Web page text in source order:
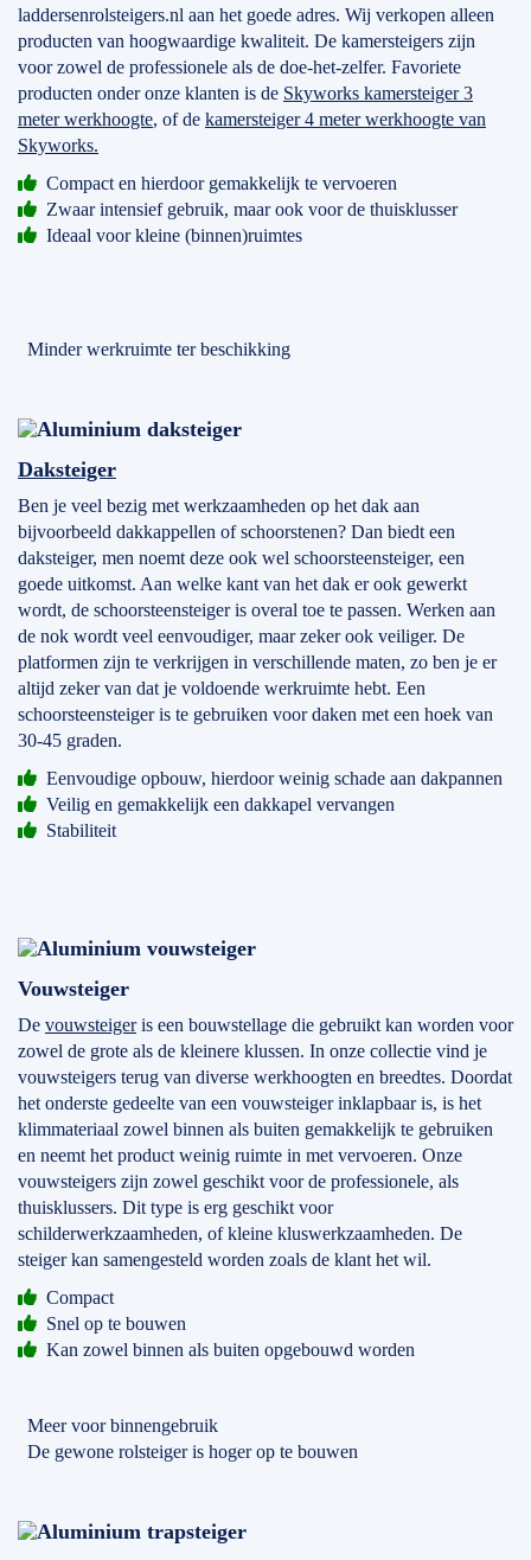
laddersenrolsteigers.nl aan het goede adres. Wij verkopen alleen
producten van hoogwaardige kwaliteit. De kamersteigers zijn
voor zowel de professionele als de doe-het-zelfer. Favoriete
producten onder onze klanten is de Skyworks kamersteiger 3
meter werkhoogte, of de kamersteiger 4 meter werkhoogte van
Skyworks.
Compact en hierdoor gemakkelijk te vervoeren
Zwaar intensief gebruik, maar ook voor de thuisklusser
Ideaal voor kleine (binnen)ruimtes
Minder werkruimte ter beschikking
Daksteiger
Ben je veel bezig met werkzaamheden op het dak aan
bijvoorbeeld dakkappellen of schoorstenen? Dan biedt een
daksteiger, men noemt deze ook wel schoorsteensteiger, een
goede uitkomst. Aan welke kant van het dak er ook gewerkt
wordt, de schoorsteensteiger is overal toe te passen. Werken aan
de nok wordt veel eenvoudiger, maar zeker ook veiliger. De
platformen zijn te verkrijgen in verschillende maten, zo ben je er
altijd zeker van dat je voldoende werkruimte hebt. Een
schoorsteensteiger is te gebruiken voor daken met een hoek van
30-45 graden.
Eenvoudige opbouw, hierdoor weinig schade aan dakpannen
Veilig en gemakkelijk een dakkapel vervangen
Stabiliteit
Vouwsteiger
De vouwsteigeris een bouwstellage die gebruikt kan worden voor
zowel de grote als de kleinere klussen. In onze collectie vind je
vouwsteigers terug van diverse werkhoogten en breedtes. Doordat
het onderste gedeelte van een vouwsteiger inklapbaar is, is het
klimmateriaal zowel binnen als buiten gemakkelijk te gebruiken
en neemt het product weinig ruimte in met vervoeren. Onze
vouwsteigers zijn zowel geschikt voor de professionele, als
thuisklussers. Dit type is erg geschikt voor
schilderwerkzaamheden, of kleine kluswerkzaamheden. De
steiger kan samengesteld worden zoals de klant het wil.
Compact
Snel op te bouwen
Kan zowel binnen als buiten opgebouwd worden
Meer voor binnengebruik
De gewone rolsteiger is hoger op te bouwen